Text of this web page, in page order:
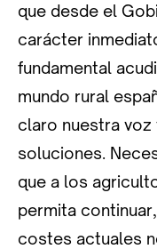
que desde el
carácter
fundamental
mundo rural
claro nuestra
soluciones.
que a los
permita
costes actuales